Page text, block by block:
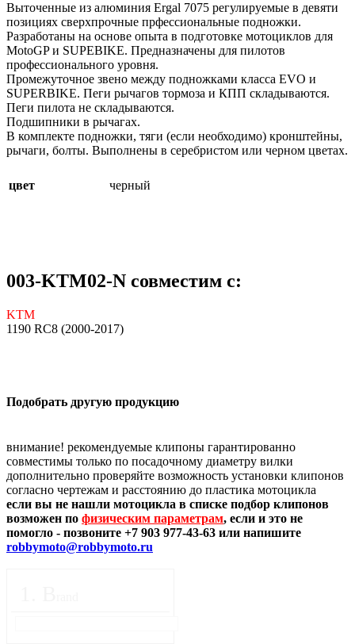
Выточенные из алюминия Ergal 7075 регулируемые в девяти
позициях сверхпрочные прфессиональные подножки.
Разработаны на основе опыта в подготовке мотоциклов для
MotoGP и SUPEBIKE. Предназначены для пилотов
профессионального уровня.
Промежуточное звено между подножками класса EVO и
SUPERBIKE. Пеги рычагов тормоза и КПП складываются.
Пеги пилота не складываются.
Подшипники в рычагах.
В комплекте подножки, тяги (если необходимо) кронштейны,
рычаги, болты. Выполнены в серебристом или черном цветах.
цвет черный
003-KTM02-N совместим с:
KTM
1190 RC8 (2000-2017)
Подобрать другую продукцию
внимание! рекомендуемые клипоны гарантированно
совместимы только по посадочному диаметру вилки
дополнительно проверяйте возможность установки клипонов
согласно чертежам и расстоянию до пластика мотоцикла
если вы не нашли мотоцикла в списке подбор клипонов
возможен по физическим параметрам, если и это не
помогло - позвоните +7 903 977-43-63 или напишите
robbymoto@robbymoto.ru